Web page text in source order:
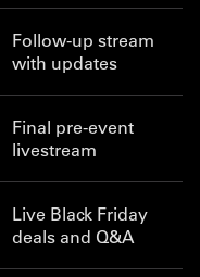
Follow-up stream
with updates
Final pre-event
livestream
Live Black Friday
deals and Q&A